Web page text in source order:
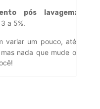
pós lavagem:
a 5%.
variar um pouco, até
nada que mude o